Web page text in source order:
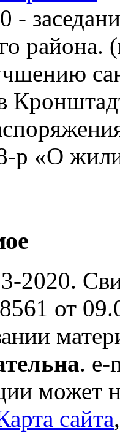
-
района.
р «О
от
. e-
может
сайта